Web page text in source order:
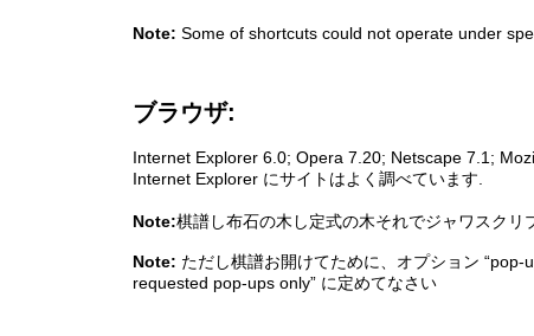
Note: Some of shortcuts could not operate under
ブラウザ:
Internet Explorer 6.0; Opera 7.20; Netscape 7.1;
Internet Explorer にサイトはよく調べています.
Note:棋譜し布石の木し定式の木それでジャワスク
Note: ただし棋譜お開けてために、オプション “pop-
requested pop-ups only” に定めてなさい